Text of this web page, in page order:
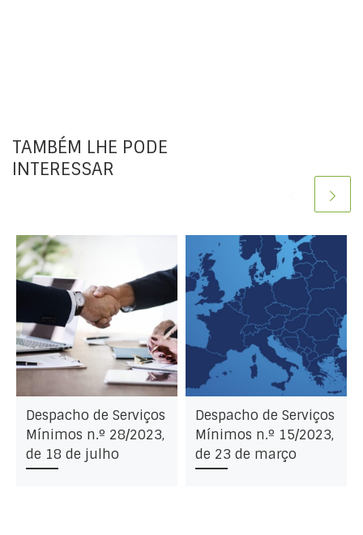
TAMBÉM LHE PODE
INTERESSAR
Despacho de Serviços
Mínimos n.º 28/2023,
de 18 de julho
Despacho de Serviços
Mínimos n.º 15/2023,
de 23 de março